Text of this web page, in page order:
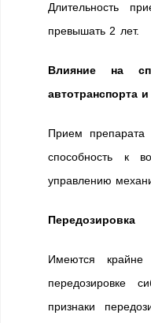
Длительность
превышать 2 лет.
Влияние на
автотранспорта
Прием препарата
способность к
управлению
Передозировка
Имеются
передозировке
признаки